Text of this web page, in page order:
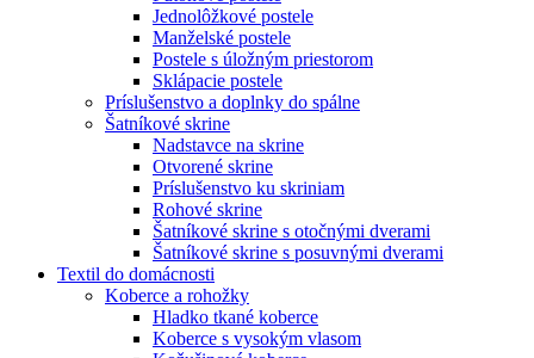
Jednolôžkové postele
Manželské postele
Postele s úložným priestorom
Sklápacie postele
Príslušenstvo a doplnky do spálne
Šatníkové skrine
Nadstavce na skrine
Otvorené skrine
Príslušenstvo ku skriniam
Rohové skrine
Šatníkové skrine s otočnými dverami
Šatníkové skrine s posuvnými dverami
Textil do domácnosti
Koberce a rohožky
Hladko tkané koberce
Koberce s vysokým vlasom